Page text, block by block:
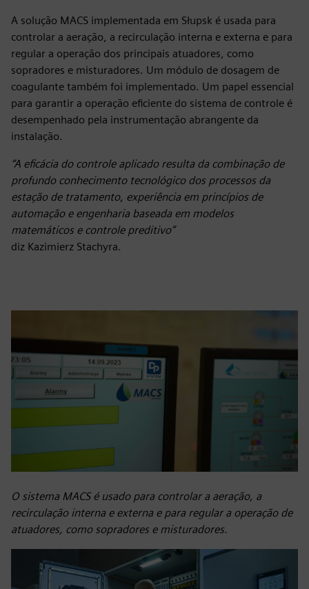
A solução MACS implementada em Słupsk é usada para
controlar a aeração, a recirculação interna e externa e para
regular a operação dos principais atuadores, como
sopradores e misturadores. Um módulo de dosagem de
coagulante também foi implementado. Um papel essencial
para garantir a operação eficiente do sistema de controle é
desempenhado pela instrumentação abrangente da
instalação.
“A eficácia do controle aplicado resulta da combinação de
profundo conhecimento tecnológico dos processos da
estação de tratamento, experiência em princípios de
automação e engenharia baseada em modelos
matemáticos e controle preditivo”
diz Kazimierz Stachyra.
O sistema MACS é usado para controlar a aeração, a
recirculação interna e externa e para regular a operação de
atuadores, como sopradores e misturadores.